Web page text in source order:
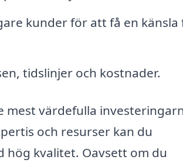
kunder för att få en känsla
tidslinjer och kostnader.
mest värdefulla
och resurser kan du
kvalitet. Oavsett om du